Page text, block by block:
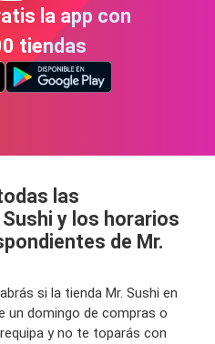
la app con
tiendas
las
y los horarios
de Mr.
si la tienda Mr. Sushi en
un domingo de compras o
y no te toparás con